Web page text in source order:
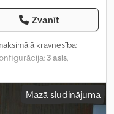
Zvanīt
kravnesība:
3 asis,
vietas platums:
, piekares sistēma:
melns, Ražošanas gads:
Mazā sludinājuma